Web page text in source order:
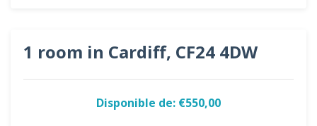
1 room in Cardiff, CF24 4DW
Disponible de: €550,00